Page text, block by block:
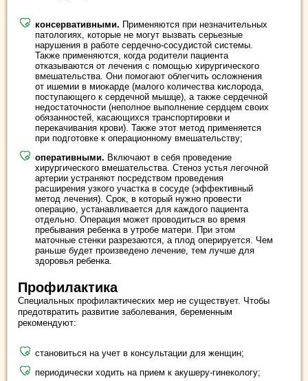
консервативными. Применяются при незначительных
патологиях, которые не могут вызвать серьезные
нарушения в работе сердечно-сосудистой системы.
Также применяются, когда родители пациента
отказываются от лечения с помощью хирургического
вмешательства. Они помогают облегчить осложнения
от ишемии в миокарде (малого количества кислорода,
поступающего к сердечной мышце), а также сердечной
недостаточности (неполное выполнение сердцем своих
обязанностей, касающихся транспортировки и
перекачивания крови). Также этот метод применяется
при подготовке к операционному вмешательству;
оперативными. Включают в себя проведение
хирургического вмешательства. Стеноз устья легочной
артерии устраняют посредством проведения
расширения узкого участка в сосуде (эффективный
метод лечения). Срок, в который нужно провести
операцию, устанавливается для каждого пациента
отдельно. Операция может проводиться во время
пребывания ребенка в утробе матери. При этом
маточные стенки разрезаются, а плод оперируется. Чем
раньше будет произведено лечение, тем лучше для
здоровья ребенка.
Профилактика
Специальных профилактических мер не существует. Чтобы
предотвратить развитие заболевания, беременным
рекомендуют:
становиться на учет в консультации для женщин;
периодически ходить на прием к акушеру-гинекологу;